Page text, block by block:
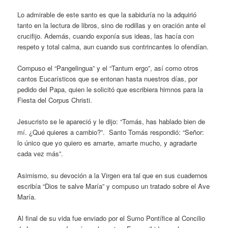
Lo admirable de este santo es que la sabiduría no la adquirió
tanto en la lectura de libros, sino de rodillas y en oración ante el
crucifijo. Además, cuando exponía sus ideas, las hacía con
respeto y total calma, aun cuando sus contrincantes lo ofendían.
Compuso el “Pangelingua” y el “Tantum ergo”, así como otros
cantos Eucarísticos que se entonan hasta nuestros días, por
pedido del Papa, quien le solicitó que escribiera himnos para la
Fiesta del Corpus Christi.
Jesucristo se le apareció y le dijo: “Tomás, has hablado bien de
mí. ¿Qué quieres a cambio?”. Santo Tomás respondió: “Señor:
lo único que yo quiero es amarte, amarte mucho, y agradarte
cada vez más”.
Asimismo, su devoción a la Virgen era tal que en sus cuadernos
escribía “Dios te salve María” y compuso un tratado sobre el Ave
María.
Al final de su vida fue enviado por el Sumo Pontífice al Concilio